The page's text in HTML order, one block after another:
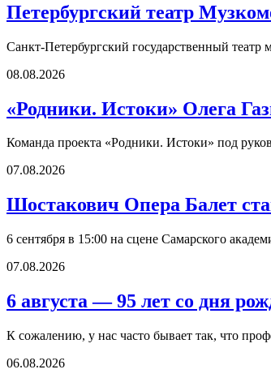
Петербургский театр
Санкт-Петербургский государственный
08.08.2026
«Родники. Истоки» Олега
Команда проекта «Родники. Истоки» под
07.08.2026
Шостакович Опера Балет
6 сентября в 15:00 на сцене Самарского
07.08.2026
6 августа — 95 лет со дня
К сожалению, у нас часто бывает так, что
06.08.2026